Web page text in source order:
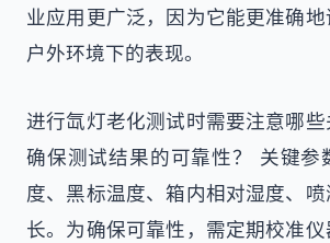
业应用更广泛，因为它能更准确
户外环境下的表现。
进行氙灯老化测试时需要注意哪
确保测试结果的可靠性？ 关键参
度、黑标温度、箱内相对湿度、
长。为确保可靠性，需定期校准